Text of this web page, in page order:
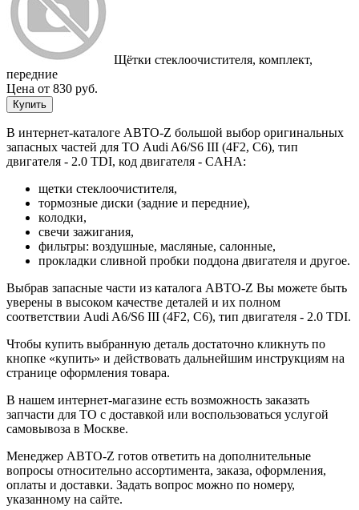
Щётки стеклоочистителя, комплект,
передние
Цена от 830 руб.
Купить
В интернет-каталоге АВТО-Z большой выбор оригинальных
запасных частей для ТО Audi A6/S6 III (4F2, C6), тип
двигателя - 2.0 TDI, код двигателя - CAHA:
щетки стеклоочистителя,
тормозные диски (задние и передние),
колодки,
свечи зажигания,
фильтры: воздушные, масляные, салонные,
прокладки сливной пробки поддона двигателя и другое.
Выбрав запасные части из каталога АВТО-Z Вы можете быть
уверены в высоком качестве деталей и их полном
соответствии Audi A6/S6 III (4F2, C6), тип двигателя - 2.0 TDI.
Чтобы купить выбранную деталь достаточно кликнуть по
кнопке «купить» и действовать дальнейшим инструкциям на
странице оформления товара.
В нашем интернет-магазине есть возможность заказать
запчасти для ТО с доставкой или воспользоваться услугой
самовывоза в Москве.
Менеджер АВТО-Z готов ответить на дополнительные
вопросы относительно ассортимента, заказа, оформления,
оплаты и доставки. Задать вопрос можно по номеру,
указанному на сайте.